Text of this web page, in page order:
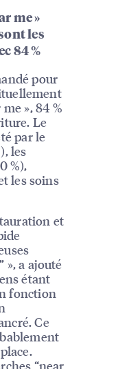
me »
les
84 %
pour
», 84 %
Le
par le
les
%),
les soins
et
», a ajouté
étant
fonction
Ce
“near